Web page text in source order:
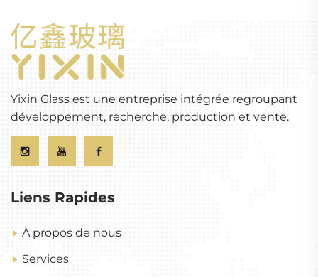
Yixin Glass est une entreprise intégrée regroupant
développement, recherche, production et vente.
Liens Rapides
À propos de nous
Services